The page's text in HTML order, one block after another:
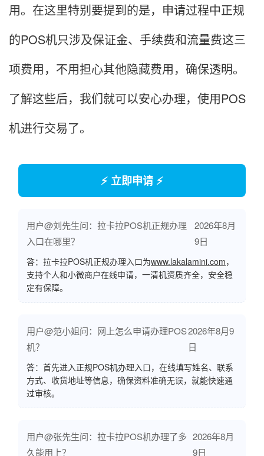
用。在这里特别要提到的是，申请过程中正规
的POS机只涉及保证金、手续费和流量费这三
项费用，不用担心其他隐藏费用，确保透明。
了解这些后，我们就可以安心办理，使用POS
机进行交易了。
⚡ 立即申请 ⚡
用户@刘先生问：拉卡拉POS机正规办理
入口在哪里？
2026年8月
9日
答：拉卡拉POS机正规办理入口为www.lakalamini.com，
支持个人和小微商户在线申请，一清机资质齐全，安全稳
定有保障。
用户@范小姐问：网上怎么申请办理POS
机？
2026年8月9
日
答：首先进入正规POS机办理入口，在线填写姓名、联系
方式、收货地址等信息，确保资料准确无误，就能快速通
过审核。
用户@张先生问：拉卡拉POS机办理了多
久能用上？
2026年8月
9日